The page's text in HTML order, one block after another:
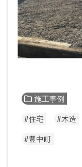
施工事例
#住宅
#木造
#豊中町